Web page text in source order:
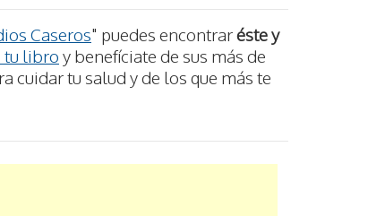
Caseros" puedes encontraréste y
tu libro y benefíciate de sus más de
cuidar tu salud y de los que más te